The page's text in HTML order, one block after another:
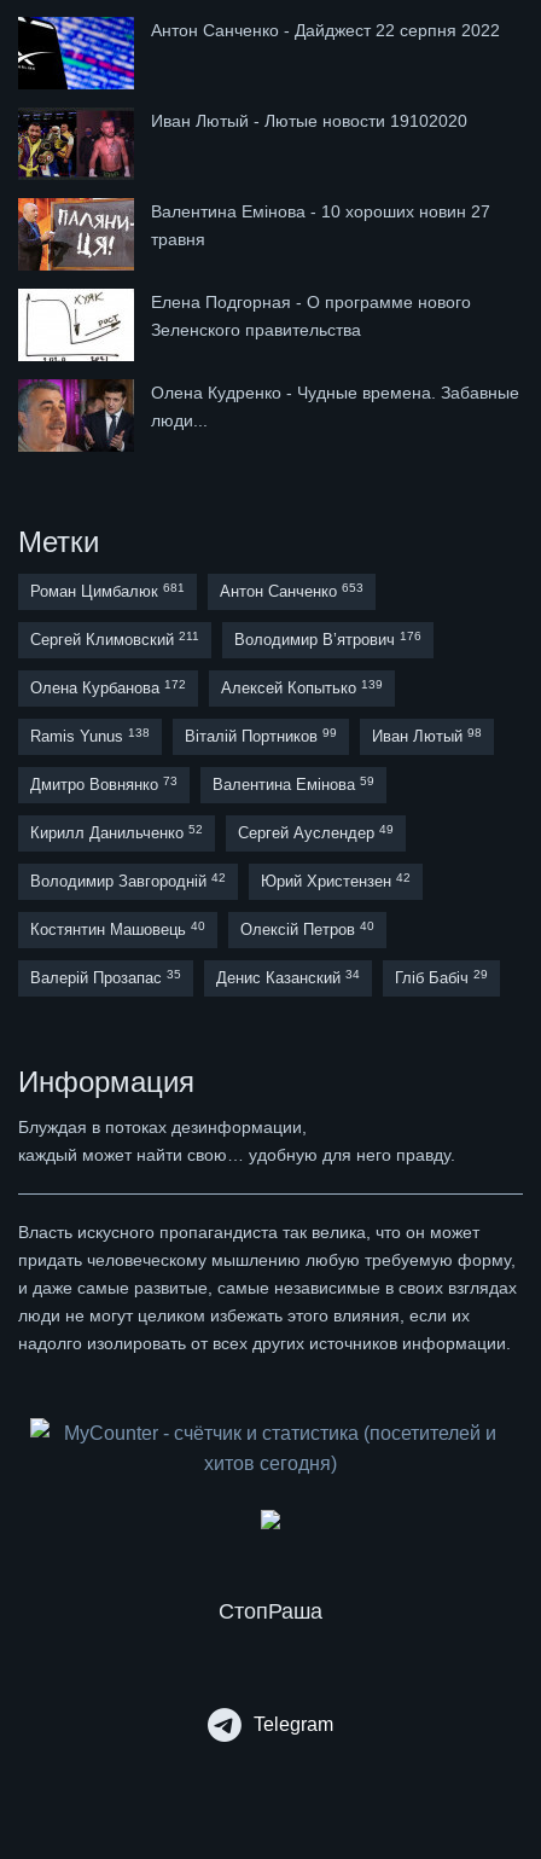
Антон Санченко - Дайджест 22 серпня 2022
Иван Лютый - Лютые новости 19102020
Валентина Емінова - 10 хороших новин 27
травня
Елена Подгорная - О программе нового
Зеленского правительства
Олена Кудренко - Чудные времена. Забавные
люди...
Метки
Роман Цимбалюк 681 Антон Санченко 653
Сергей Климовский 211 Володимир В’ятрович 176
Олена Курбанова 172 Алексей Копытько 139
Ramis Yunus 138 Віталій Портников 99 Иван Лютый 98
Дмитро Вовнянко 73 Валентина Емінова 59
Кирилл Данильченко 52 Сергей Ауслендер 49
Володимир Завгородній 42 Юрий Христензен 42
Костянтин Машовець 40 Олексій Петров 40
Валерій Прозапас 35 Денис Казанский 34 Гліб Бабіч 29
Информация
Блуждая в потоках дезинформации,
каждый может найти свою… удобную для него правду.
Власть искусного пропагандиста так велика, что он может
придать человеческому мышлению любую требуемую форму,
и даже самые развитые, самые независимые в своих взглядах
люди не могут целиком избежать этого влияния, если их
надолго изолировать от всех других источников информации.
СтопРаша
Telegram